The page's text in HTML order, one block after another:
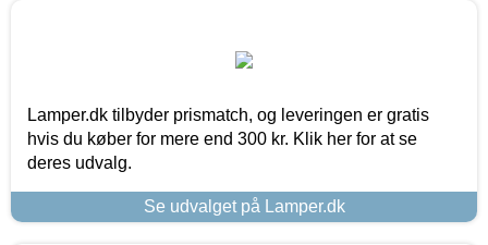
Lamper.dk tilbyder prismatch, og leveringen er gratis
hvis du køber for mere end 300 kr. Klik her for at se
deres udvalg.
Se udvalget på Lamper.dk